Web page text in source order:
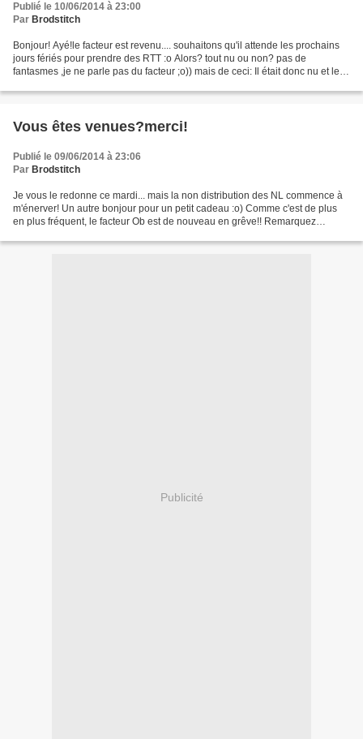
Publié le 10/06/2014 à 23:00
Par Brodstitch
Bonjour! Ayé!le facteur est revenu.... souhaitons qu'il attende les prochains
jours fériés pour prendre des RTT :o Alors? tout nu ou non? pas de
fantasmes ,je ne parle pas du facteur ;o)) mais de ceci: Il était donc nu et le
Vous êtes venues?merci!
Publié le 09/06/2014 à 23:06
Par Brodstitch
Je vous le redonne ce mardi... mais la non distribution des NL commence à
m'énerver! Un autre bonjour pour un petit cadeau :o) Comme c'est de plus
en plus fréquent, le facteur Ob est de nouveau en grêve!! Remarquez
Publicité